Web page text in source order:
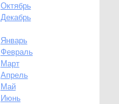
Октябрь
Декабрь
Январь
Февраль
Март
Апрель
Май
Июнь